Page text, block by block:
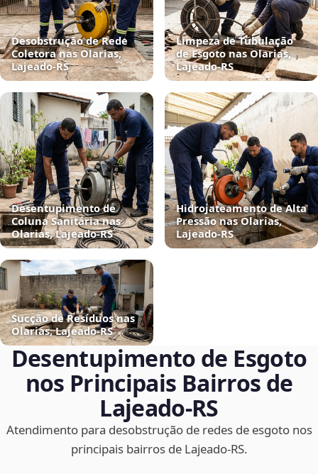
Desobstrução de Rede
Coletora nas Olarias,
Lajeado‑RS
Limpeza de Tubulação
de Esgoto nas Olarias,
Lajeado‑RS
Desentupimento de
Coluna Sanitária nas
Olarias, Lajeado‑RS
Hidrojateamento de Alta
Pressão nas Olarias,
Lajeado‑RS
Sucção de Resíduos nas
Olarias, Lajeado‑RS
Desentupimento de Esgoto
nos Principais Bairros de
Lajeado‑RS
Atendimento para desobstrução de redes de esgoto nos
principais bairros de Lajeado‑RS.